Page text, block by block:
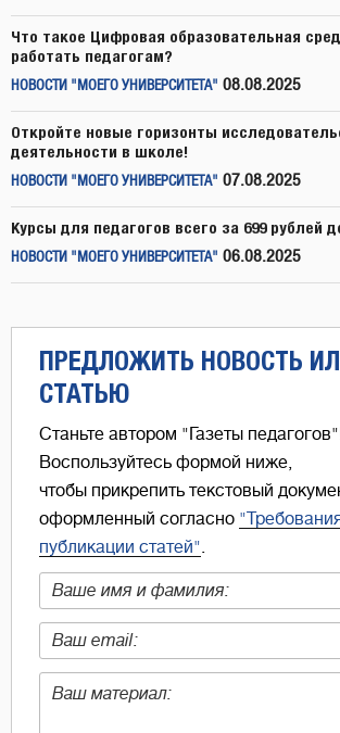
Что такое Цифровая образовательная
работать педагогам?
НОВОСТИ "МОЕГО УНИВЕРСИТЕТА" 08.08.2025
Откройте новые горизонты
деятельности в школе!
НОВОСТИ "МОЕГО УНИВЕРСИТЕТА" 07.08.2025
Курсы для педагогов всего за 699 рублей
НОВОСТИ "МОЕГО УНИВЕРСИТЕТА" 06.08.2025
ПРЕДЛОЖИТЬ НОВОСТЬ
СТАТЬЮ
Станьте автором "Газеты
Воспользуйтесь формой ниже,
чтобы прикрепить текстовый
оформленный согласно
публикации статей"